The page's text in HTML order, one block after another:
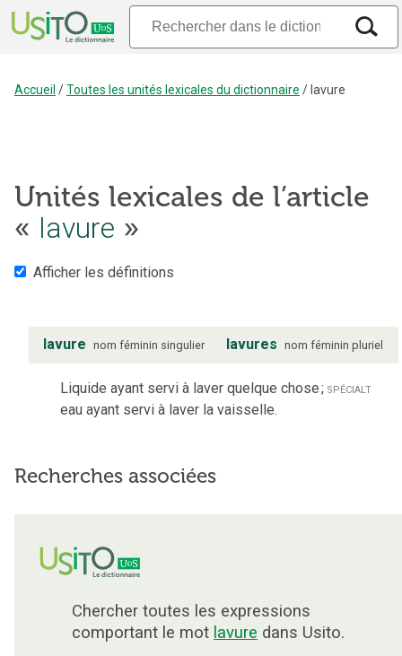
Accueil /Toutes les unités lexicales du dictionnaire / lavure
Unités lexicales de l’article
« lavure »
Afficher les définitions
lavure nom féminin singulier lavures nom féminin pluriel
Liquide ayant servi à laver quelque chose; spécialt
eau ayant servi à laver la vaisselle.
Recherches associées
Chercher toutes les expressions
comportant le mot lavure dans Usito.